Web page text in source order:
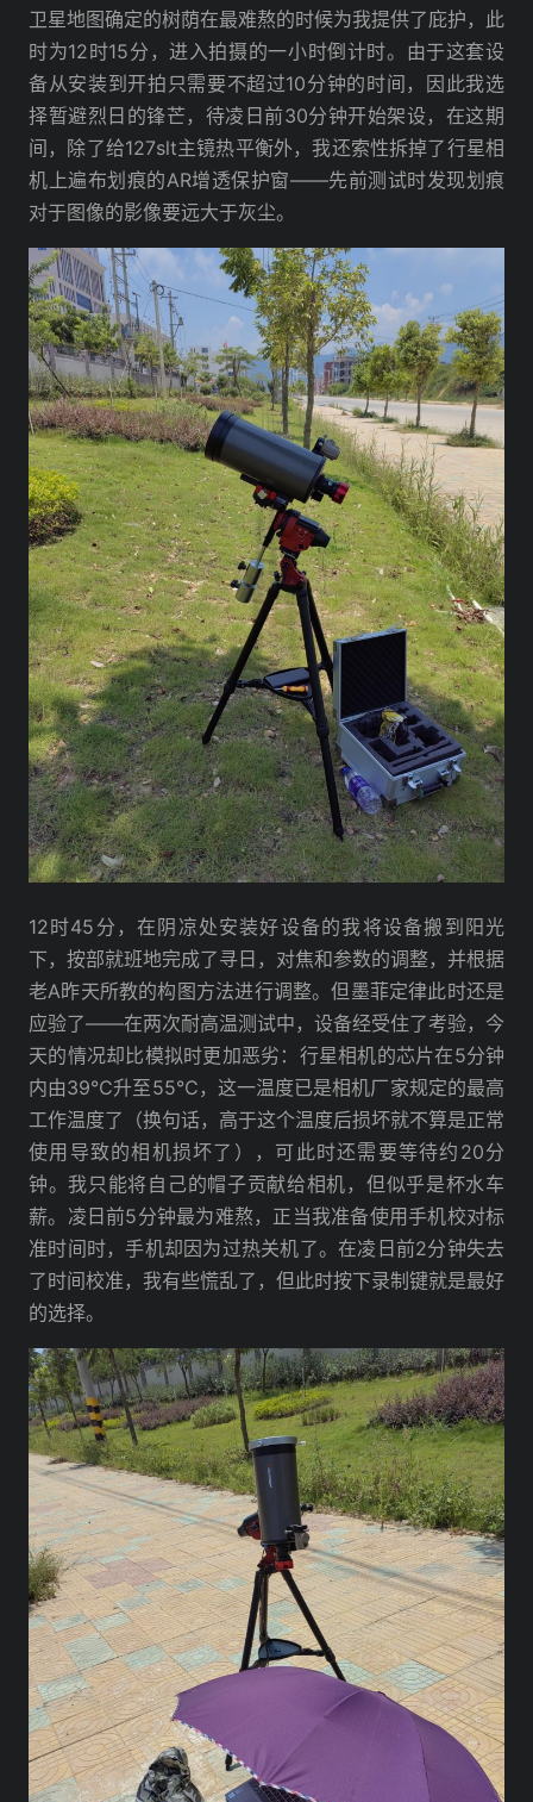
卫星地图确定的树荫在最难熬的时候为我提供了庇护，此
时为12时15分，进入拍摄的一小时倒计时。由于这套设
备从安装到开拍只需要不超过10分钟的时间，因此我选
择暂避烈日的锋芒，待凌日前30分钟开始架设，在这期
间，除了给127slt主镜热平衡外，我还索性拆掉了行星相
机上遍布划痕的AR增透保护窗——先前测试时发现划痕
对于图像的影像要远大于灰尘。
12时45分，在阴凉处安装好设备的我将设备搬到阳光
下，按部就班地完成了寻日，对焦和参数的调整，并根据
老A昨天所教的构图方法进行调整。但墨菲定律此时还是
应验了——在两次耐高温测试中，设备经受住了考验，今
天的情况却比模拟时更加恶劣：行星相机的芯片在5分钟
内由39℃升至55℃，这一温度已是相机厂家规定的最高
工作温度了（换句话，高于这个温度后损坏就不算是正常
使用导致的相机损坏了），可此时还需要等待约20分
钟。我只能将自己的帽子贡献给相机，但似乎是杯水车
薪。凌日前5分钟最为难熬，正当我准备使用手机校对标
准时间时，手机却因为过热关机了。在凌日前2分钟失去
了时间校准，我有些慌乱了，但此时按下录制键就是最好
的选择。